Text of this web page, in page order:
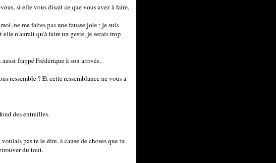
si elle vous disait ce que vous avez à faire,
ne me faites pas une fausse joie ; je suis
n'aurait qu'à faire un geste, je serais trop
frappé Frédérique à son arrivée.
ressemble ? Et cette ressemblance ne vous a-
des entrailles.
pas te le dire, à cause de choses que tu
du tout.